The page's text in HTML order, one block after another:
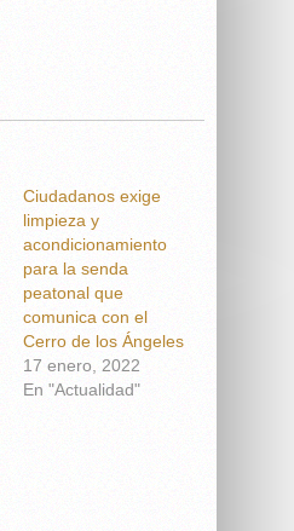
Ciudadanos exige
limpieza y
acondicionamiento
para la senda
peatonal que
comunica con el
Cerro de los Ángeles
17 enero, 2022
En "Actualidad"